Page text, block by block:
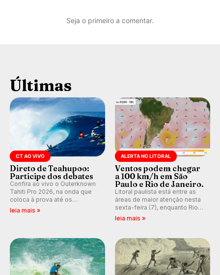
Seja o primeiro a comentar.
Últimas
CT AO VIVO
Direto de Teahupoo:
Participe dos debates
Confira ao vivo o Outerknown
Tahiti Pro 2026, na onda que
coloca à prova até os
melhores surfistas do mundo.
leia mais »
ALERTA NO LITORAL
Ventos podem chegar
a 100 km/h em São
Paulo e Rio de Janeiro.
Litoral paulista está entre as
áreas de maior atenção nesta
sexta-feira (7), enquanto Rio
de Janeiro também recebe
km/h em Itanhaém.
leia mais »